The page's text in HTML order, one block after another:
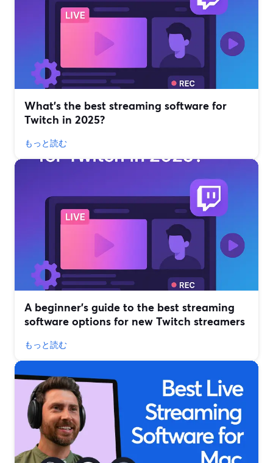
What’s the best streaming software for
Twitch in 2025?
もっと読む
A beginner’s guide to the best streaming
software options for new Twitch streamers
もっと読む